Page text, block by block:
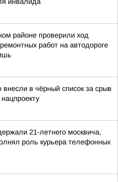
районе проверили ход
работ на автодороге
внесли в чёрный список за срыв
21-летнего москвича,
роль курьера телефонных